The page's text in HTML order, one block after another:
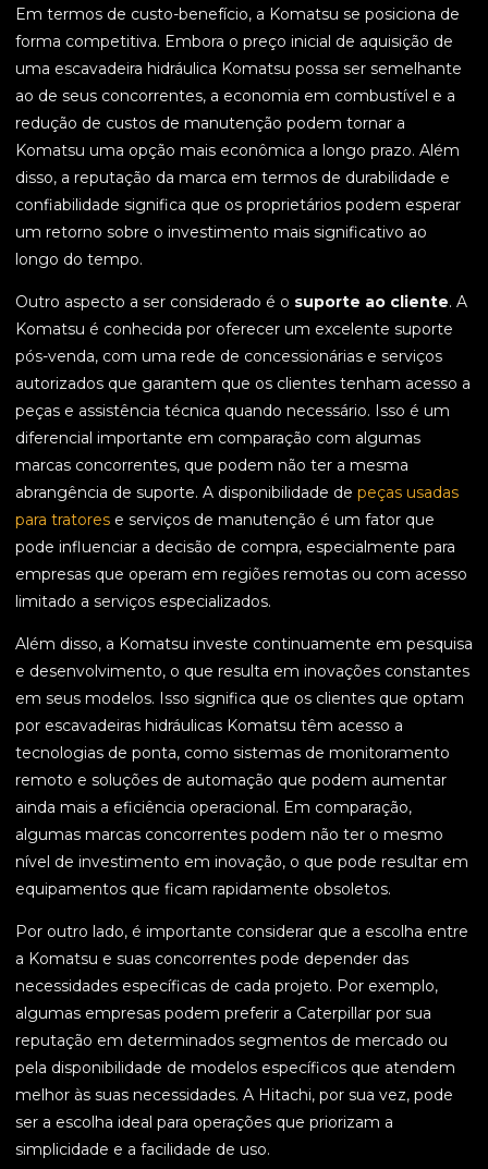
Em termos de custo-benefício, a Komatsu se posiciona de
forma competitiva. Embora o preço inicial de aquisição de
uma escavadeira hidráulica Komatsu possa ser semelhante
ao de seus concorrentes, a economia em combustível e a
redução de custos de manutenção podem tornar a
Komatsu uma opção mais econômica a longo prazo. Além
disso, a reputação da marca em termos de durabilidade e
confiabilidade significa que os proprietários podem esperar
um retorno sobre o investimento mais significativo ao
longo do tempo.
Outro aspecto a ser considerado é o suporte ao cliente. A
Komatsu é conhecida por oferecer um excelente suporte
pós-venda, com uma rede de concessionárias e serviços
autorizados que garantem que os clientes tenham acesso a
peças e assistência técnica quando necessário. Isso é um
diferencial importante em comparação com algumas
marcas concorrentes, que podem não ter a mesma
abrangência de suporte. A disponibilidade de peças usadas
para tratores e serviços de manutenção é um fator que
pode influenciar a decisão de compra, especialmente para
empresas que operam em regiões remotas ou com acesso
limitado a serviços especializados.
Além disso, a Komatsu investe continuamente em pesquisa
e desenvolvimento, o que resulta em inovações constantes
em seus modelos. Isso significa que os clientes que optam
por escavadeiras hidráulicas Komatsu têm acesso a
tecnologias de ponta, como sistemas de monitoramento
remoto e soluções de automação que podem aumentar
ainda mais a eficiência operacional. Em comparação,
algumas marcas concorrentes podem não ter o mesmo
nível de investimento em inovação, o que pode resultar em
equipamentos que ficam rapidamente obsoletos.
Por outro lado, é importante considerar que a escolha entre
a Komatsu e suas concorrentes pode depender das
necessidades específicas de cada projeto. Por exemplo,
algumas empresas podem preferir a Caterpillar por sua
reputação em determinados segmentos de mercado ou
pela disponibilidade de modelos específicos que atendem
melhor às suas necessidades. A Hitachi, por sua vez, pode
ser a escolha ideal para operações que priorizam a
simplicidade e a facilidade de uso.